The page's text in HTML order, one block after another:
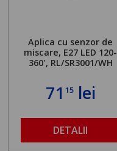
Aplica cu senzor de
miscare, E27 LED 120-
360', RL/SR3001/WH
71 15lei
DETALII